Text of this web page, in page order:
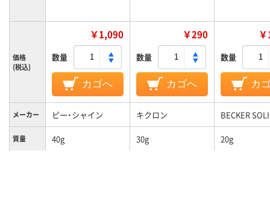
価格
(税込)
￥1,090
数量
カゴへ
￥290
数量
カゴへ
数量
カ
メーカー ピー・シャイン キクロン BECKER
質量 40g 30g 20g